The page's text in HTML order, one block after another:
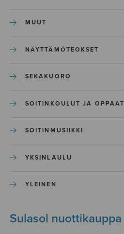
MUUT
NÄYTTÄMÖTEOKSET
SEKAKUORO
SOITINKOULUT JA OPPAAT
SOITINMUSIIKKI
YKSINLAULU
YLEINEN
Sulasol nuottikauppa